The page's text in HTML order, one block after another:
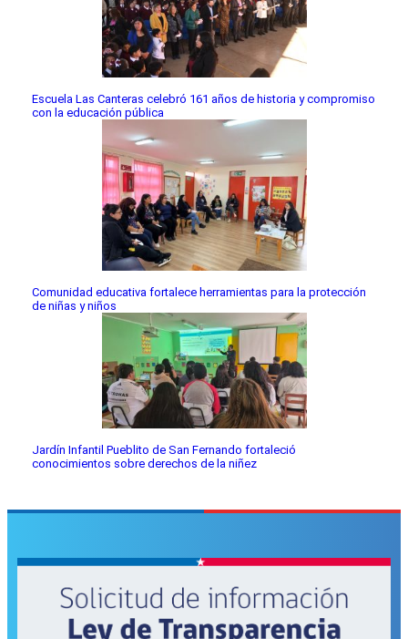
Escuela Las Canteras celebró 161 años de historia y compromiso
con la educación pública
Comunidad educativa fortalece herramientas para la protección
de niñas y niños
Jardín Infantil Pueblito de San Fernando fortaleció
conocimientos sobre derechos de la niñez